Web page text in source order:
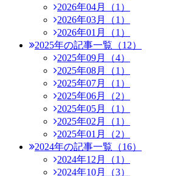
2026年04月（1）
2026年03月（1）
2026年01月（1）
2025年の記事一覧（12）
2025年09月（4）
2025年08月（1）
2025年07月（1）
2025年06月（2）
2025年05月（1）
2025年02月（1）
2025年01月（2）
2024年の記事一覧（16）
2024年12月（1）
2024年10月（3）